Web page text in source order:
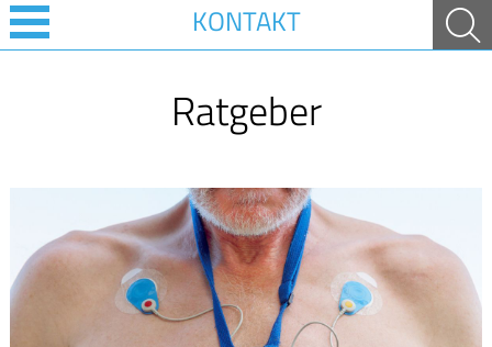
KONTAKT
Krankheiten & Therapie
HOMÖOPATHIE
Ratgeber